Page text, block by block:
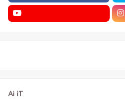
Ai iT